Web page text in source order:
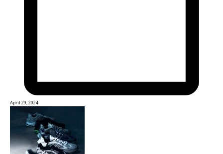
April 29, 2024